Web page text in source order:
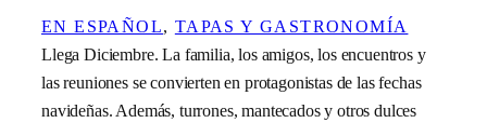
EN ESPAÑOL, TAPAS Y GASTRONOMÍA
Llega Diciembre. La familia, los amigos, los encuentros y
las reuniones se convierten en protagonistas de las fechas
navideñas. Además, turrones, mantecados y otros dulces